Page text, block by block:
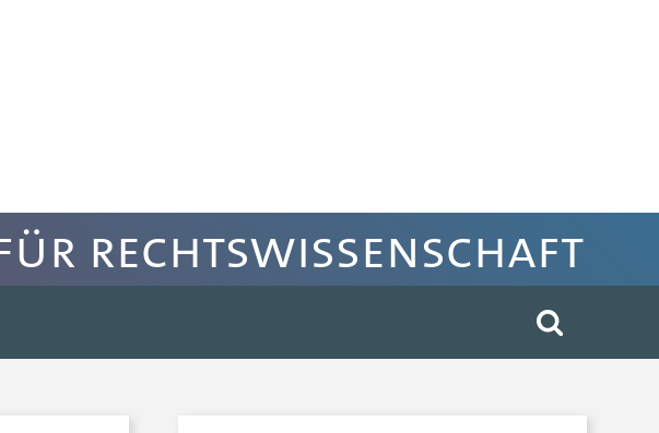
Rechtswissenschaft